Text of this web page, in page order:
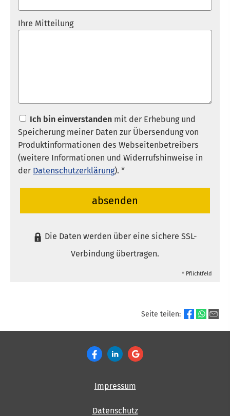
Ihre Mitteilung
Ich bin einverstanden mit der Erhebung und
Speicherung meiner Daten zur Übersendung von
Produktinformationen des Webseitenbetreibers
(weitere Informationen und Widerrufshinweise in
der Datenschutzerklärung). *
absenden
Die Daten werden über eine sichere SSL-
Verbindung übertragen.
* Pflichtfeld
Seite teilen:
Impressum
Datenschutz